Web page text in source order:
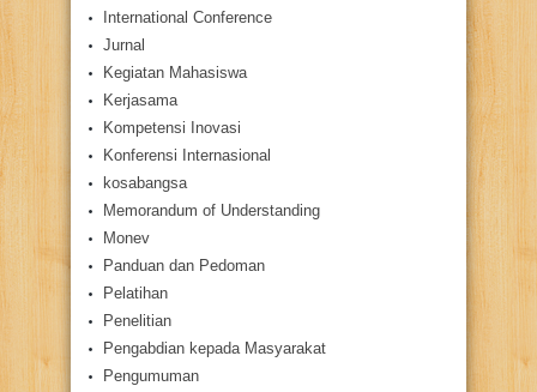
International Conference
Jurnal
Kegiatan Mahasiswa
Kerjasama
Kompetensi Inovasi
Konferensi Internasional
kosabangsa
Memorandum of Understanding
Monev
Panduan dan Pedoman
Pelatihan
Penelitian
Pengabdian kepada Masyarakat
Pengumuman